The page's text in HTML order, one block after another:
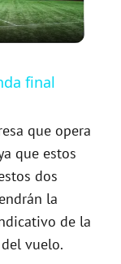
final
que opera
que estos
dos
la
de la
vuelo.